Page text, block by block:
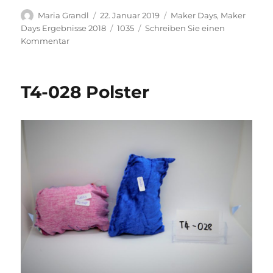
Autor
Maria Grandl
Veröffentlicht
am
22. Januar 2019 Kategorien
Maker Days, Maker
Days Ergebnisse 2018
Schlagwörter
1035
Schreiben Sie einen
Kommentarzu
T4-028 Polster